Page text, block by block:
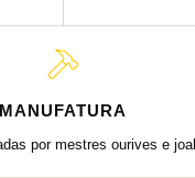
MANUFATURA
por mestres ourives e